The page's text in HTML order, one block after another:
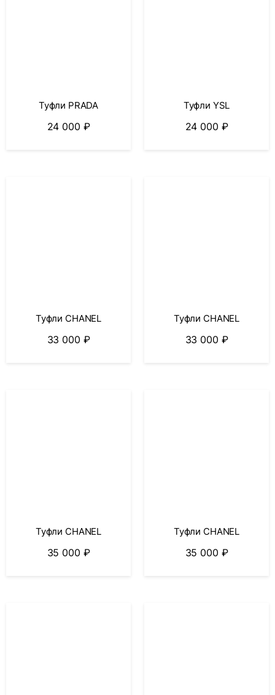
Туфли PRADA
24 000 ₽
Туфли YSL
24 000 ₽
Туфли CHANEL
33 000 ₽
Туфли CHANEL
33 000 ₽
Туфли CHANEL
35 000 ₽
Туфли CHANEL
35 000 ₽